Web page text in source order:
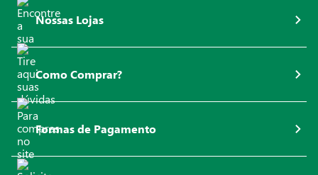
Nossas Lojas
Como Comprar?
Formas de Pagamento